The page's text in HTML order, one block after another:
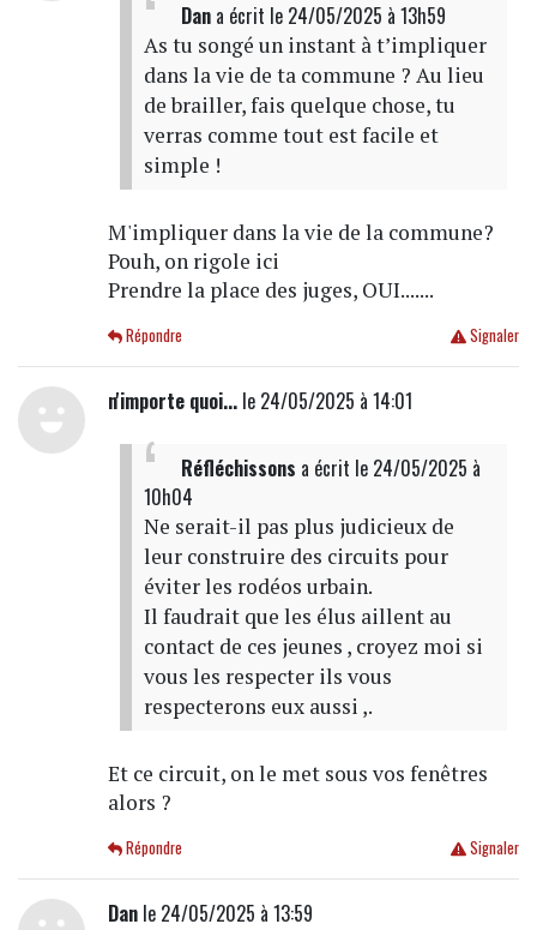
Dana écrit le 24/05/2025 à 13h59
As tu songé un instant à t’impliquer
dans la vie de ta commune ? Au lieu
de brailler, fais quelque chose, tu
verras comme tout est facile et
simple !
M'impliquer dans la vie de la commune?
Pouh, on rigole ici
Prendre la place des juges, OUI.......
Signaler
Répondre
n'importe quoi...le 24/05/2025 à 14:01
Réfléchissons a écrit le 24/05/2025 à
10h04
Ne serait-il pas plus judicieux de
leur construire des circuits pour
éviter les rodéos urbain.
Il faudrait que les élus aillent au
contact de ces jeunes , croyez moi si
vous les respecter ils vous
respecterons eux aussi ,.
Et ce circuit, on le met sous vos fenêtres
alors ?
Signaler
Répondre
Danle 24/05/2025 à 13:59